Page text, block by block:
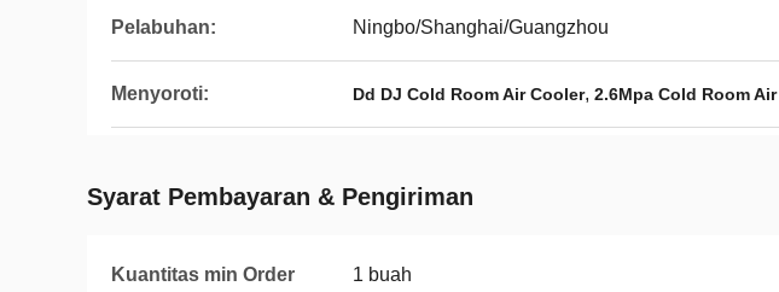
Pelabuhan: Ningbo/Shanghai/Guangzhou
Menyoroti: Dd DJ Cold Room Air Cooler, 2.6Mpa Cold Room
Syarat Pembayaran & Pengiriman
Kuantitas min Order 1 buah